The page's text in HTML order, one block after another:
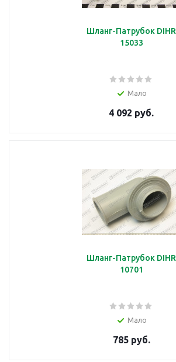
Шланг-Патрубок DIHR
15033
Мало
4 092 руб.
Шланг-Патрубок DIHR
10701
Мало
785 руб.